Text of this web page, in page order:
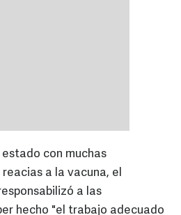
estado con muchas
a la vacuna, el
a las
hecho "el trabajo adecuado